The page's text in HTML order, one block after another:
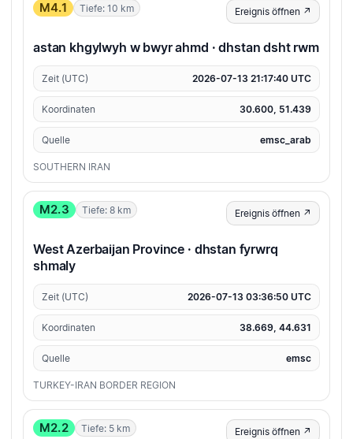
M4.1 Tiefe: 10 km Ereignis öffnen ↗
astan khgylwyh w bwyr ahmd · dhstan dsht rwm
Zeit (UTC) 2026-07-13 21:17:40 UTC
Koordinaten 30.600, 51.439
Quelle emsc_arab
SOUTHERN IRAN
M2.3 Tiefe: 8 km Ereignis öffnen ↗
West Azerbaijan Province · dhstan fyrwrq
shmaly
Zeit (UTC) 2026-07-13 03:36:50 UTC
Koordinaten 38.669, 44.631
Quelle emsc
TURKEY-IRAN BORDER REGION
M2.2 Tiefe: 5 km Ereignis öffnen ↗